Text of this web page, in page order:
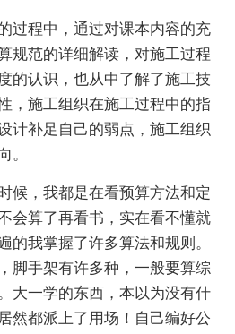
程中，通过对课本内容的充
规范的详细解读，对施工过程
的认识，也从中了解了施工技
，施工组织在施工过程中的指
计补足自己的弱点，施工组织
。
，我都是在看预算方法和定
会算了再看书，实在看不懂就
的我掌握了许多算法和规则。
脚手架有许多种，一般要算综
大一学的东西，本以为没有什
然都派上了用场！自己编好公